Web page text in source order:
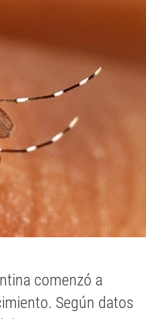
comenzó a
Según datos